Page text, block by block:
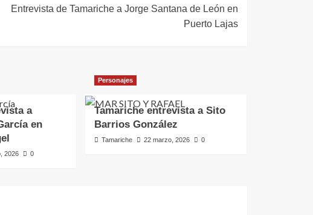
Entrevista de Tamariche a Jorge Santana de León en
Puerto Lajas
a
en
2026 0
Personajes
Tamariche entrevista a Sito
Barrios González
Tamariche 22 marzo, 2026 0